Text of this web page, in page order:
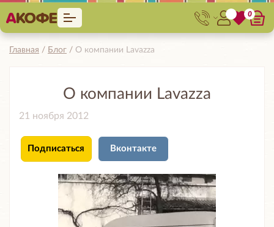
0
Главная Блог О компании Lavazza
О компании Lavazza
21 ноября 2012
Подписаться Вконтакте